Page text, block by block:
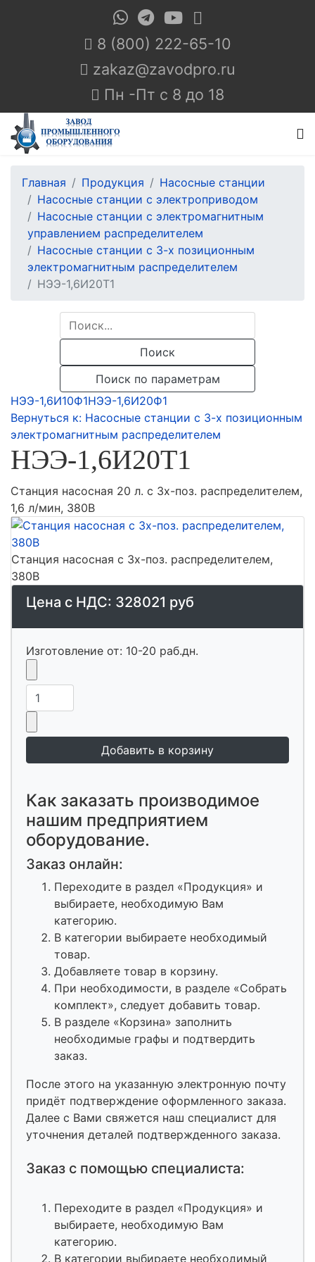
8 (800) 222-65-10
Пн -Пт с 8 до 18
Главная Продукция
Насосные станции
Насосные станции с электроприводом
Насосные станции с электромагнитным
управлением распределителем
Насосные станции с 3-х позиционным
электромагнитным распределителем
НЭЭ-1,6И20Т1
Поиск
Поиск по параметрам
НЭЭ-1,6И10Ф1НЭЭ-1,6И20Ф1
Вернуться к: Насосные станции с 3-х позиционным
электромагнитным распределителем
НЭЭ-1,6И20Т1
Станция насосная 20 л. с 3х-поз. распределителем,
1,6 л/мин, 380В
Станция насосная с 3х-поз. распределителем,
380В
Цена с НДС: 328021 руб
Изготовление от: 10-20 раб.дн.
Как заказать производимое
нашим предприятием
оборудование.
Заказ онлайн:
Переходите в раздел «Продукция» и
выбираете, необходимую Вам
категорию.
В категории выбираете необходимый
товар.
Добавляете товар в корзину.
При необходимости, в разделе «Собрать
комплект», следует добавить товар.
В разделе «Корзина» заполнить
необходимые графы и подтвердить
заказ.
После этого на указанную электронную почту
придёт подтверждение оформленного заказа.
Далее с Вами свяжется наш специалист для
уточнения деталей подтвержденного заказа.
Заказ с помощью специалиста:
Переходите в раздел «Продукция» и
выбираете, необходимую Вам
категорию.
В категории выбираете необходимый